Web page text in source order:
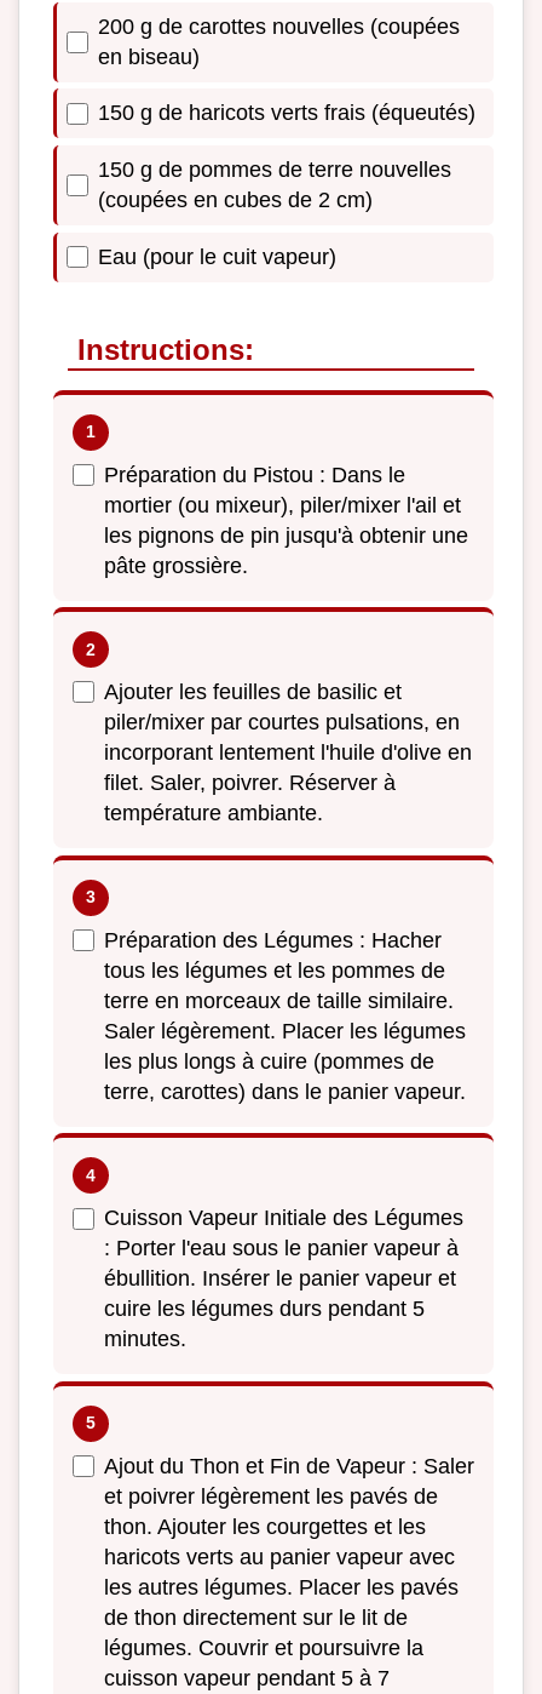
200 g de carottes nouvelles (coupées
en biseau)
150 g de haricots verts frais (équeutés)
150 g de pommes de terre nouvelles
(coupées en cubes de 2 cm)
Eau (pour le cuit vapeur)
Instructions:
Préparation du Pistou : Dans le
mortier (ou mixeur), piler/mixer l'ail et
les pignons de pin jusqu'à obtenir une
pâte grossière.
Ajouter les feuilles de basilic et
piler/mixer par courtes pulsations, en
incorporant lentement l'huile d'olive en
filet. Saler, poivrer. Réserver à
température ambiante.
Préparation des Légumes : Hacher
tous les légumes et les pommes de
terre en morceaux de taille similaire.
Saler légèrement. Placer les légumes
les plus longs à cuire (pommes de
terre, carottes) dans le panier vapeur.
Cuisson Vapeur Initiale des Légumes
: Porter l'eau sous le panier vapeur à
ébullition. Insérer le panier vapeur et
cuire les légumes durs pendant 5
minutes.
Ajout du Thon et Fin de Vapeur : Saler
et poivrer légèrement les pavés de
thon. Ajouter les courgettes et les
haricots verts au panier vapeur avec
les autres légumes. Placer les pavés
de thon directement sur le lit de
légumes. Couvrir et poursuivre la
cuisson vapeur pendant 5 à 7